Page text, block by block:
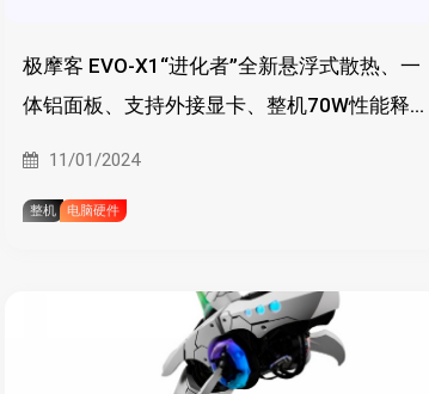
极摩客 EVO-X1“进化者”全新悬浮式散热、一
体铝面板、支持外接显卡、整机70W性能释
11/01/2024
整机 电脑硬件